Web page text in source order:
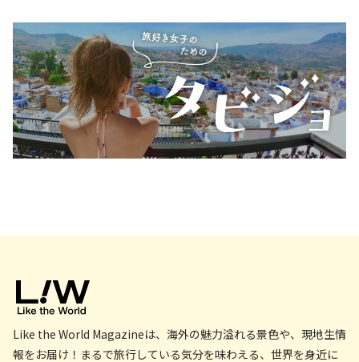
Like the World Magazineは、海外の魅力溢れる景色や、現地生情
報をお届け！まるで旅行している気分を味わえる、世界を身近に